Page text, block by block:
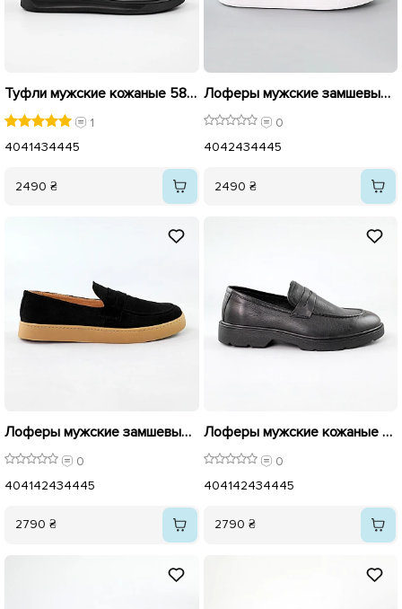
Туфли мужские кожаные 589607 Черные
1
4041434445
2490 ₴
Лоферы мужские замшевые 591534 Серые
0
4042434445
2490 ₴
Лоферы мужские замшевые 591475 Черные
0
404142434445
2790 ₴
Лоферы мужские кожаные 591380 Черные
0
404142434445
2790 ₴